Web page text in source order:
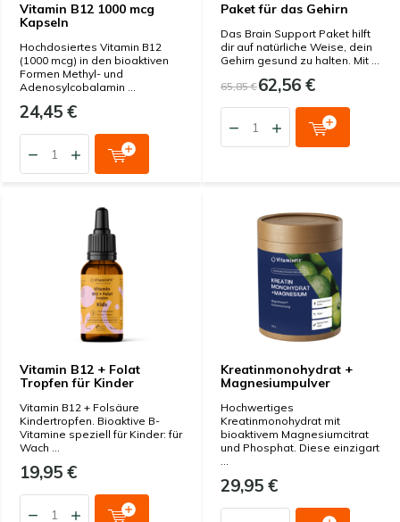
Vitamin B12 1000 mcg
Kapseln
Hochdosiertes Vitamin B12
(1000 mcg) in den bioaktiven
Formen Methyl- und
Adenosylcobalamin ...
24,45 €
Paket für das Gehirn
Das Brain Support Paket hilft
dir auf natürliche Weise, dein
Gehirn gesund zu halten. Mit ...
65,85 €62,56 €
Vitamin B12 + Folat
Tropfen für Kinder
Vitamin B12 + Folsäure
Kindertropfen. Bioaktive B-
Vitamine speziell für Kinder: für
Wach ...
19,95 €
Kreatinmonohydrat +
Magnesiumpulver
Hochwertiges
Kreatinmonohydrat mit
bioaktivem Magnesiumcitrat
und Phosphat. Diese einzigart
...
29,95 €